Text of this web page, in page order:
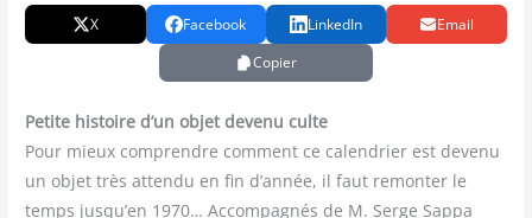
X Facebook LinkedIn
Email
Copier
Petite his­toire d’un objet deve­nu culte
Pour mieux com­prendre com­ment ce calen­drier est deve­nu
un objet très atten­du en fin d’année, il faut remon­ter le
temps jusqu’en 1970… Accom­pa­gnés de M. Serge Sap­pa